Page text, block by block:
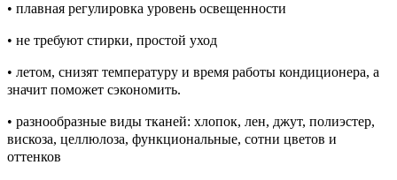
• плавная регулировка уровень освещенности
• не требуют стирки, простой уход
• летом, снизят температуру и время работы кондиционера, а
значит поможет сэкономить.
• разнообразные виды тканей: хлопок, лен, джут, полиэстер,
вискоза, целлюлоза, функциональные, сотни цветов и
оттенков